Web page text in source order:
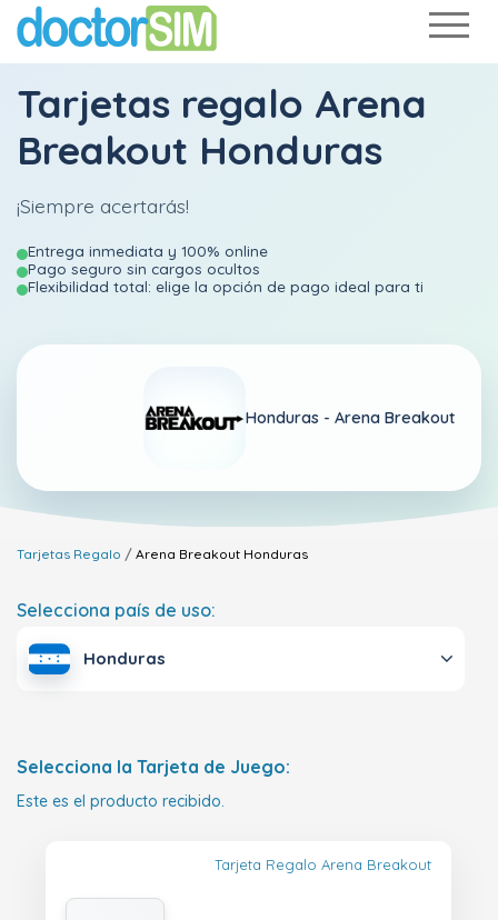
Tarjetas regalo Arena
Breakout Honduras
¡Siempre acertarás!
Entrega inmediata y 100% online
Pago seguro sin cargos ocultos
Flexibilidad total: elige la opción de pago ideal para ti
Honduras - Arena Breakout
Tarjetas Regalo Arena Breakout Honduras
Selecciona país de uso:
Honduras
Selecciona la Tarjeta de Juego:
Este es el producto recibido.
Tarjeta Regalo Arena Breakout